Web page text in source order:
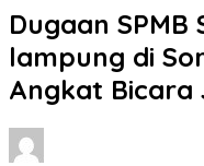
Dugaan SPMB
lampung di
Angkat Bicara